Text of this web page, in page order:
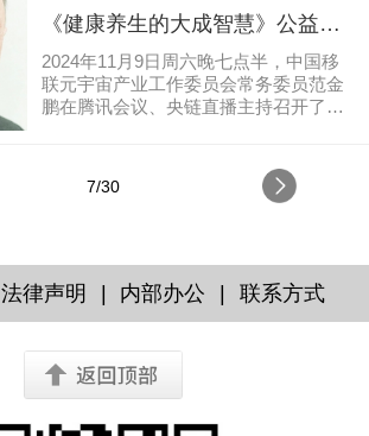
构:技术美学》。本期超9738人在线观
看。错过直播的朋友，可以在央链直播
看视频回放： 总结...
体科学与现代科学》共读。《健康养生
的大成智慧42期》（读书会总119期）
《黄帝内经》及钱学森《人体科学与现
代科学》共读的活动内容：1.共读经典
理论《黄帝内经》上卷素问痿论篇第四
系与结构：“十三、正确认识基础科学与
技术科学、工程技术的关系十四、系统
《健康养生的大成智慧》公益读
书分享会活动第41期
2024年11月9日周六晚七点半，中国移
联元宇宙产业工作委员会常务委员范金
鹏在腾讯会议、央链直播主持召开了通
《人体科学与现代科学》共读。通告
《健康养生的大成智慧41期》（读书会
1.共读经典理论《黄帝内经》上卷素问
痹论篇第四十三；2.选读经典理论《论
人体科学与现代科技》（钱学森著）现
义的指导作用”；3.养生功法实践第13讲
手厥阴心包经——代...
7/30
法律声明 | 内部办公 | 联系方式